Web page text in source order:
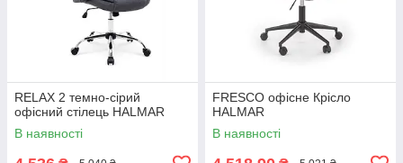
RELAX 2 темно-сірий
офісний стілець HALMAR
В наявності
FRESCO офісне Крісло
HALMAR
В наявності